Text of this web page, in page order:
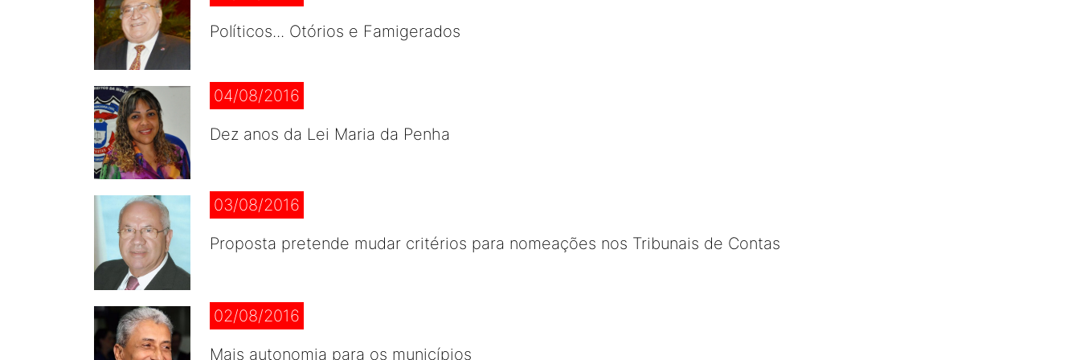
Políticos... Otórios e Famigerados
04/08/2016
Dez anos da Lei Maria da Penha
03/08/2016
Proposta pretende mudar critérios para nomeações nos Tribunais de Contas
02/08/2016
Mais autonomia para os municípios